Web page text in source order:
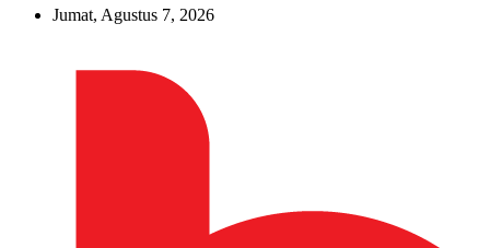
Jumat, Agustus 7, 2026